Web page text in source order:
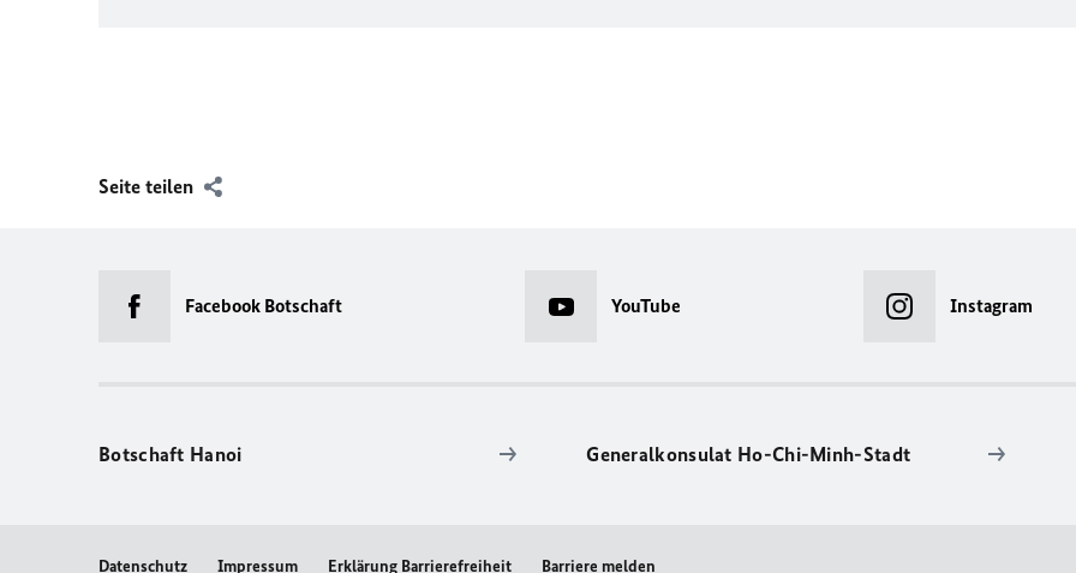
Seite teilen
Facebook Botschaft YouTube Instagram
Botschaft Hanoi Generalkonsulat Ho-Chi-Minh-Stadt
Datenschutz Impressum Erklärung Barrierefreiheit Barriere melden